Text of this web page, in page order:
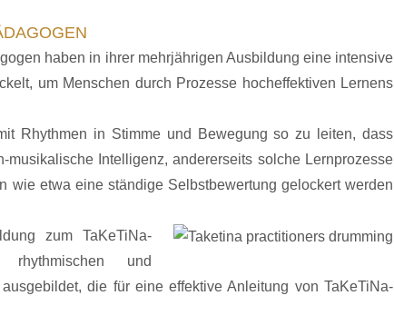
haben in ihrer mehrjährigen Ausbildung eine intensive
um Menschen durch Prozesse hocheffektiven Lernens
Rhythmen in Stimme und Bewegung so zu leiten, dass
Intelligenz, andererseits solche Lernprozesse
wie etwa eine ständige Selbstbewertung gelockert werden
zum TaKeTiNa-
rhythmischen und
die für eine effektive Anleitung von TaKeTiNa-